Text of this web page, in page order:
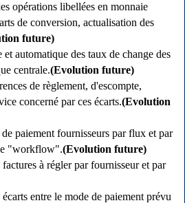
opérations libellées en monnaie
de conversion, actualisation des
future)
automatique des taux de change des
centrale.(Evolution future)
de règlement, d'escompte,
concerné par ces écarts.(Evolution
paiement fournisseurs par flux et par
"workflow".(Evolution future)
à régler par fournisseur et par
entre le mode de paiement prévu